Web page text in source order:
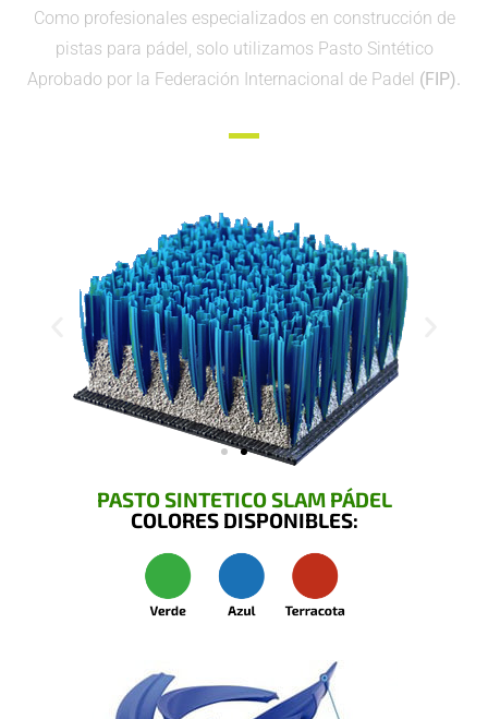
Como profesionales especializados en construcción de
pistas para pádel, solo utilizamos Pasto Sintético
Aprobado por la Federación Internacional de Padel (FIP).
PASTO SINTETICO SLAM PÁDEL
COLORES DISPONIBLES: